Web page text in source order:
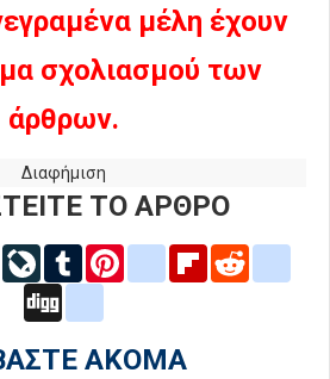
μέλη έχουν
σχολιασμού των
άρθρων.
Διαφήμιση
ΤΟ ΑΡΘΡΟ
LinkedInLiveJournal
Tumblr Pinterestblogger_post
Flipboard
ΑΚΟΜΑ